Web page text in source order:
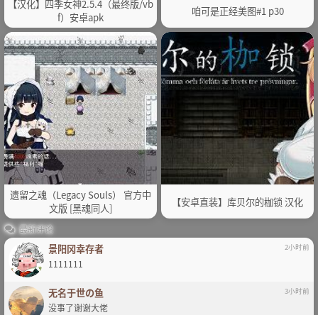
【汉化】四季女神2.5.4（最终版/vb
f）安卓apk
咱可是正经美图#1 p30
遗留之魂（Legacy Souls） 官方中
文版 [黑魂同人]
【安卓直装】库贝尔的枷锁 汉化
最新评论
景阳冈幸存者 2小时前
1111111
无名于世の鱼 3小时前
没事了谢谢大佬